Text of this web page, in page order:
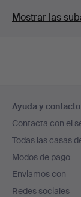
Mostrar las
en
el
pie
de
página
Ayuda y contacto
Contacta con el
Todas las casas
Modos de pago
Enviamos con
Redes sociales